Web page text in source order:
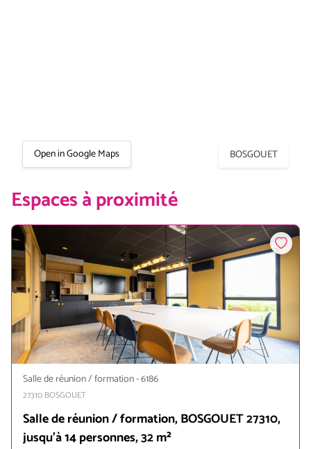
Open in Google Maps BOSGOUET
Espaces à proximité
Salle de réunion / formation-6186
27310 BOSGOUET
Salle de réunion / formation, BOSGOUET 27310,
jusqu'à 14 personnes, 32 m²